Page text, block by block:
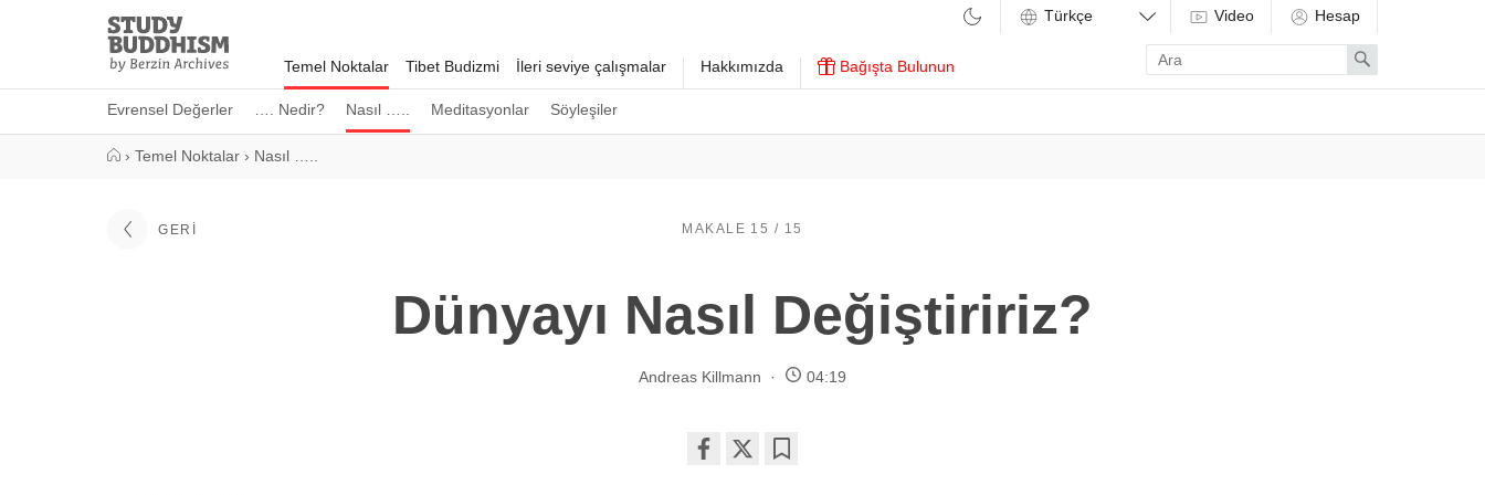
Study
Buddhism
Home
Temel Noktalar
Evrensel Değerler …. Nedir? Nasıl ….. Meditasyonlar Söyleşiler
Tibet Budizmi İleri seviye çalışmalar Hakkımızda Bağışta Bulunun
Video Hesap
Enter
search
term
Search
› Temel Noktalar › Nasıl …..
GERI MAKALE 15 / 15
Dünyayı Nasıl Değiştiririz?
Andreas Killmann 04:19